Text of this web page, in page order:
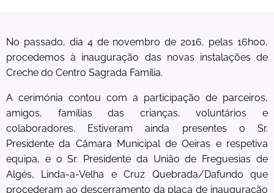
No passado, dia 4 de novembro de 2016, pelas 16h00,
procedemos à inauguração das novas instalações de
Creche do Centro Sagrada Família.
A cerimónia contou com a participação de parceiros,
amigos, famílias das crianças, voluntários e
colaboradores. Estiveram ainda presentes o Sr.
Presidente da Câmara Municipal de Oeiras e respetiva
equipa, e o Sr. Presidente da União de Freguesias de
Algés, Linda-a-Velha e Cruz Quebrada/Dafundo que
procederam ao descerramento da placa de inauguração